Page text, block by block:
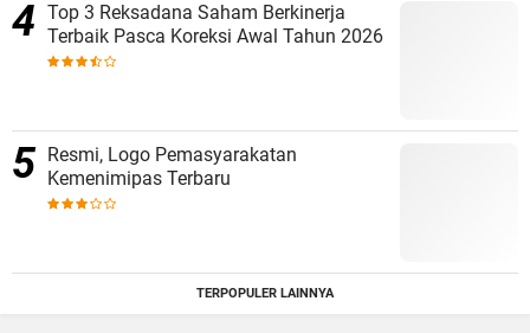
Top 3 Reksadana Saham Berkinerja
Terbaik Pasca Koreksi Awal Tahun 2026
Resmi, Logo Pemasyarakatan
Kemenimipas Terbaru
TERPOPULER LAINNYA